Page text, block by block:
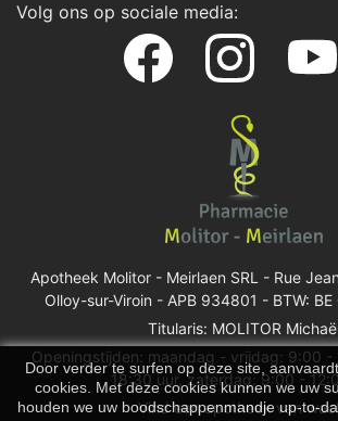
Door verder te surfen op deze site,
cookies. Met deze cookies kunnen we uw
houden we uw boodschappenmandje up-to-
Volg ons op sociale media:
Apotheek Molitor - Meirlaen SRL - Rue
Olloy-sur-Viroin - APB 934801 - BTW:
Titularis: MOLITOR
Openingstijden: maandag - vrijdag: 9:00 -
18:30 uur, zaterdag: 9:00 -
Vind een apotheek van